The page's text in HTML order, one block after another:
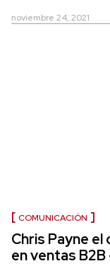
noviembre 24, 2021
COMUNICACIÓN
Chris Payne
en ventas B2B